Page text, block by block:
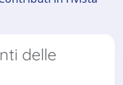
delle